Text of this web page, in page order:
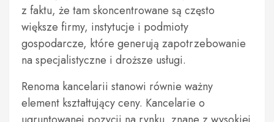
z faktu, że tam skoncentrowane są często
większe firmy, instytucje i podmioty
gospodarcze, które generują zapotrzebowanie
na specjalistyczne i droższe usługi.
Renoma kancelarii stanowi równie ważny
element kształtujący ceny. Kancelarie o